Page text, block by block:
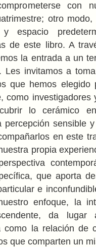
con
otro
espacio
de este libro. A
la entrada a un
Les invitamos a
que hemos elegido
como investigadores
lo cerámico
percepción sensible
en este
propia
que aporta
e
enfoque, la
da
como la relación de
que comparten un